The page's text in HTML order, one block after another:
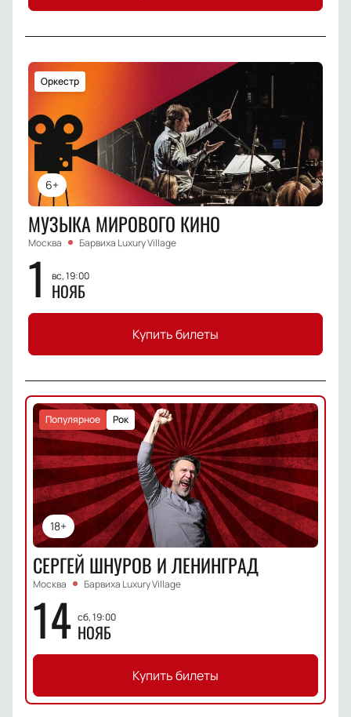
6+
Оркестр
МУЗЫКА МИРОВОГО КИНО
Москва Барвиха Luxury Village
1 вс, 19:00
НОЯБ
Купить билеты
18+
Рок
Популярное
СЕРГЕЙ ШНУРОВ И ЛЕНИНГРАД
Москва Барвиха Luxury Village
14 сб, 19:00
НОЯБ
Купить билеты